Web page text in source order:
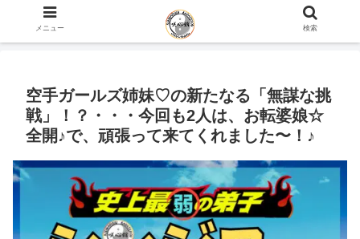
ホーム
空手ガールズ姉妹♡の新たなる「無謀な挑
戦」！？・・・今回も2人は、お転婆娘☆
全開♪で、頑張って来てくれました〜！♪
メニュー 検索